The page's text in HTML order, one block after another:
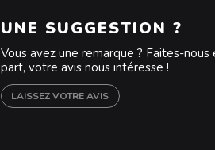
UNE SUGGESTION ?
Vous avez une remarque ? Faites-nous
part, votre avis nous intéresse !
LAISSEZ VOTRE AVIS